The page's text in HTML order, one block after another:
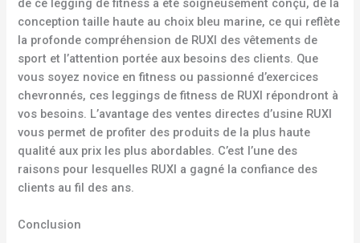
de ce legging de fitness a été soigneusement conçu, de la
conception taille haute au choix bleu marine, ce qui reflète
la profonde compréhension de RUXI des vêtements de
sport et l’attention portée aux besoins des clients. Que
vous soyez novice en fitness ou passionné d’exercices
chevronnés, ces leggings de fitness de RUXI répondront à
vos besoins. L’avantage des ventes directes d’usine RUXI
vous permet de profiter des produits de la plus haute
qualité aux prix les plus abordables. C’est l’une des
raisons pour lesquelles RUXI a gagné la confiance des
clients au fil des ans.
Conclusion